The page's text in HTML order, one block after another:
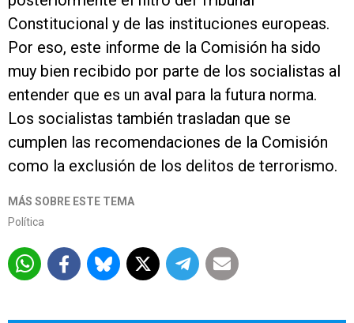
Constitucional y de las instituciones europeas.
Por eso, este informe de la Comisión ha sido
muy bien recibido por parte de los socialistas al
entender que es un aval para la futura norma.
Los socialistas también trasladan que se
cumplen las recomendaciones de la Comisión
como la exclusión de los delitos de terrorismo.
MÁS SOBRE ESTE TEMA
Política